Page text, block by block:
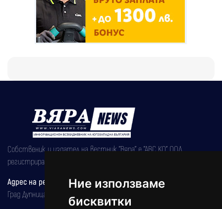
Ние използваме
бисквитки
Собственик и издател на вестник "Вяра" е "АВС КО" ООД,
регистрирана на 08.05.2002 година.
Адрес на редакцията
Град Дупница, ул.''Христо Ботев" 43